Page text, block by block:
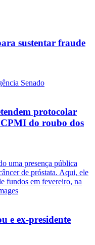
sustentar fraude
protocolar
do roubo dos
e ex-presidente